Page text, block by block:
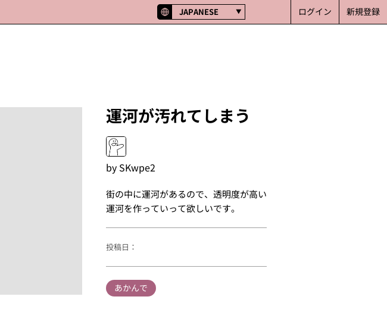
新規登録
ログイン
JAPANESE
運河が汚れてしまう
by SKwpe2
街の中に運河があるので、透明度が高い
運河を作っていって欲しいです。
投稿日：
あかんで